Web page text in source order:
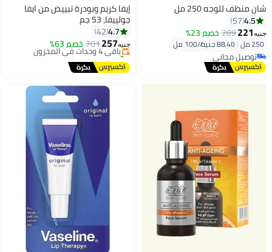
شان منظف ​​للوجه 250 مل
4.5
57
جنيه221
289 خصم 23%
250 مل |
توصيل مجاني
توصيل مجاني
إيفا كريم وبودرة تبييض من ايفا
جولييفا، 53 جم
4.7
42
جنيه257
701 خصم 63%
#8 في أقنعة السيروم العلاجية
توصيل مجاني
باقي 4 وحدات في المخزون
تم بيع +100 مؤخرًا
#8 في أقنعة السيروم العلاجية